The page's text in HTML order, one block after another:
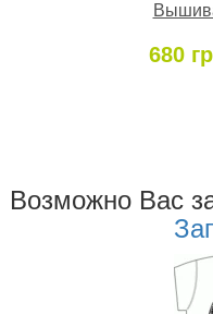
680
Возможно Ваc